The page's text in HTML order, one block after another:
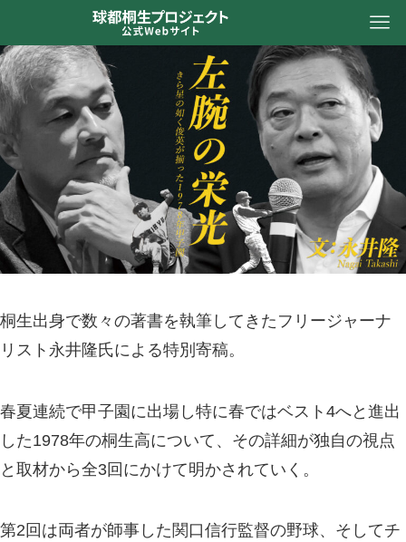
桐生出身で数々の著書を執筆してきたフリージャーナ
リスト永井隆氏による特別寄稿。
春夏連続で甲子園に出場し特に春ではベスト4へと進出
した1978年の桐生高について、その詳細が独自の視点
と取材から全3回にかけて明かされていく。
第2回は両者が師事した関口信行監督の野球、そしてチ